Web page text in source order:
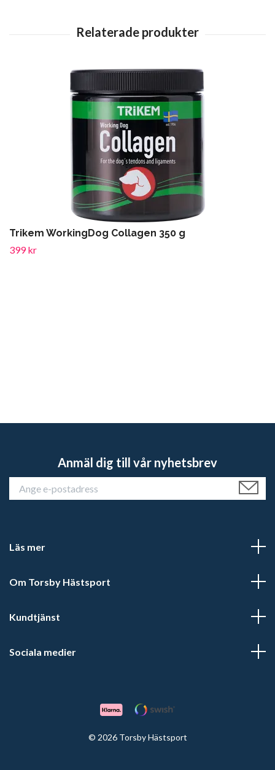
Trikem WorkingDog Collagen 350 g
399 kr
Anmäl dig till vår nyhetsbrev
Läs mer
Om Torsby Hästsport
Kundtjänst
Sociala medier
© 2026 Torsby Hästsport